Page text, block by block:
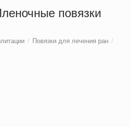
повязки
/ Повязки для лечения ран /